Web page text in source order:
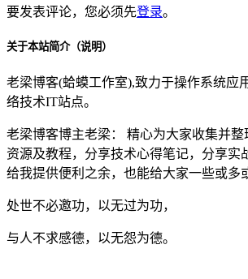
要发表评论，您必须先登录。
关于本站简介（说明）
老梁博客(蛤蟆工作室),致力于操作系统应
络技术IT站点。
老梁博客博主老梁： 精心为大家收集并
资源及教程，分享技术心得笔记，分享实
给我提供便利之余，也能给大家一些或多
处世不必邀功，以无过为功，
与人不求感德，以无怨为德。